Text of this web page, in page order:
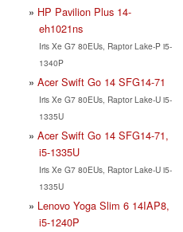
HP Pavilion Plus 14-
eh1021ns
Iris Xe G7 80EUs, Raptor Lake-P i5-
1340P
Acer Swift Go 14 SFG14-71
Iris Xe G7 80EUs, Raptor Lake-U i5-
1335U
Acer Swift Go 14 SFG14-71,
i5-1335U
Iris Xe G7 80EUs, Raptor Lake-U i5-
1335U
Lenovo Yoga Slim 6 14IAP8,
i5-1240P